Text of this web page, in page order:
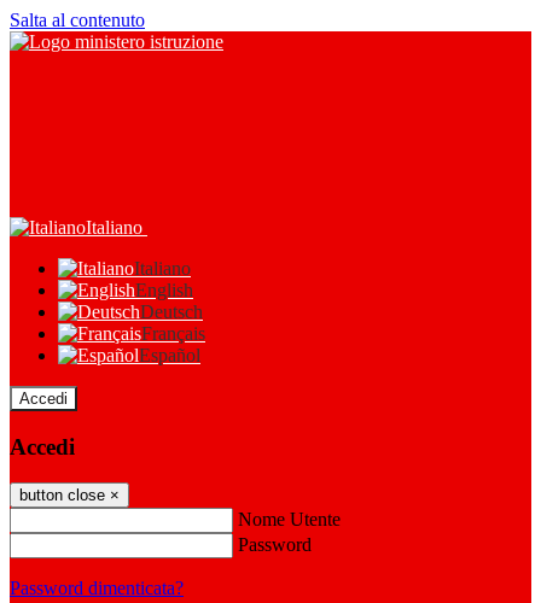
Salta al contenuto
Italiano
Italiano
English
Deutsch
Français
Español
Accedi
Accedi
button close ×
Nome Utente
Password
Password dimenticata?